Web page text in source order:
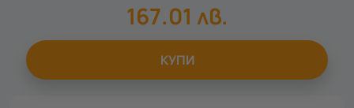
167.01 лв.
КУПИ